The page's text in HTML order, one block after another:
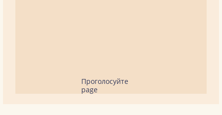
Проголосуйте
page